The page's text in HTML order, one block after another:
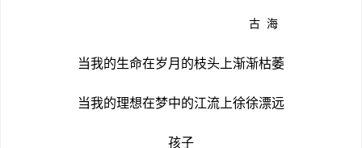
古 海
当我的生命在岁月的枝头上渐渐枯萎
当我的理想在梦中的江流上徐徐漂远
孩子